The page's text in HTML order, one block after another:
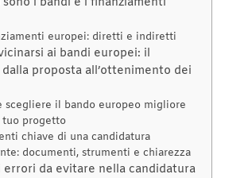
europei: diretti e indiretti
ai bandi europei: il
proposta all’ottenimento dei
scegliere il bando europeo migliore
tuo progetto
chiave di una candidatura
documenti, strumenti e chiarezza
errori da evitare nella candidatura